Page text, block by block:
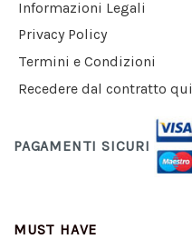
Informazioni Legali
Privacy Policy
Termini e Condizioni
Recedere dal contratto qui
PAGAMENTI SICURI
MUST HAVE